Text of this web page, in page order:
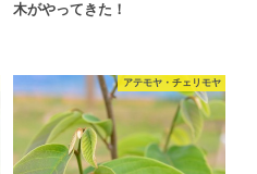
木がやってきた！
アテモヤ・チェリモヤ